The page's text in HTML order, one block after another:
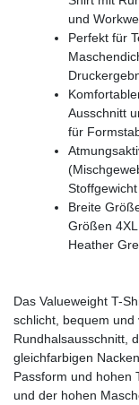
und
Perfekt für
Ausschnitt
für
Breite
Größen
Heather
Das Valueweight T-
schlicht, bequem und
Rundhalsausschnitt,
gleichfarbigen
Passform und hohen
und der hohen